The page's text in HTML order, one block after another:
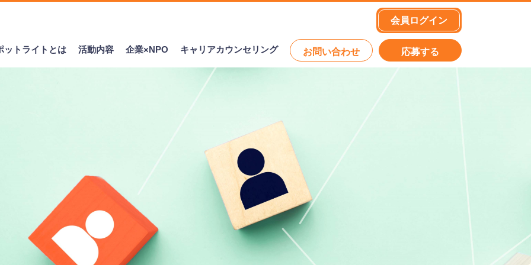
会員ログイン
ットライトとは 活動内容 企業×NPO キャリアカウンセリング お問い合わせ 応募する